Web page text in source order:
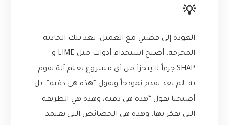
💡
العودة إلى قصتي مع العميل. بعد تلك الحادثة
المحرجة، أصبح استخدام أدوات مثل LIME و
SHAP جزءاً لا يتجزأ من أي مشروع تعلم آلة نقوم
به. لم نعد نقدم نموذجاً ونقول “هذه هي دقته”. بل
أصبحنا نقول “هذه هي دقته، وهذه هي الطريقة
التي يفكر بها، وهذه هي الخصائص التي يعتمد